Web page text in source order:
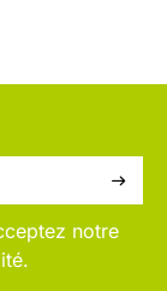
notre